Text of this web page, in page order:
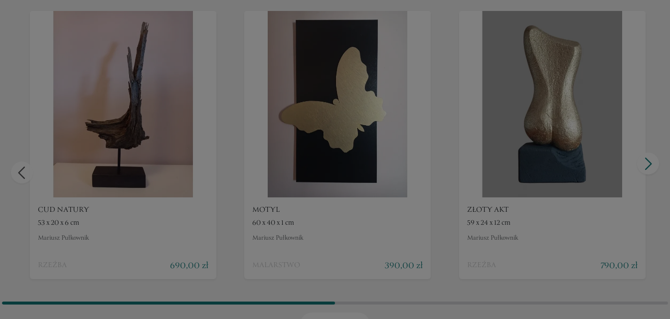
CUD NATURY
53 x 20 x 6 cm
Mariusz Pułkownik
RZEŹBA 690,00 zł
MOTYL
60 x 40 x 1 cm
Mariusz Pułkownik
MALARSTWO 390,00 zł
ZŁOTY AKT
59 x 24 x 12 cm
Mariusz Pułkownik
RZEŹBA 790,00 zł